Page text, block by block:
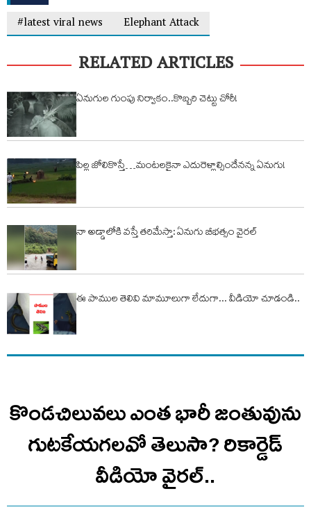
#latest viral news
Elephant Attack
RELATED ARTICLES
ఏనుగుల గుంపు నిర్వాకం..కొబ్బరి చెట్టు చోరీ!
పిల్ల జోలికొస్తే…మంటలకైనా ఎదురెళ్లాల్సిందేనన్న ఏనుగు!
నా అడ్డాలోకి వస్తే తరిమేస్తా: ఏనుగు బీభత్సం వైరల్
ఈ పాముల తెలివి మామూలుగా లేదుగా... వీడియో చూడండి..
కొండచిలువలు ఎంత భారీ జంతువును
గుటకేయగలవో తెలుసా? రికార్డెడ్‌
వీడియో వైరల్‌..